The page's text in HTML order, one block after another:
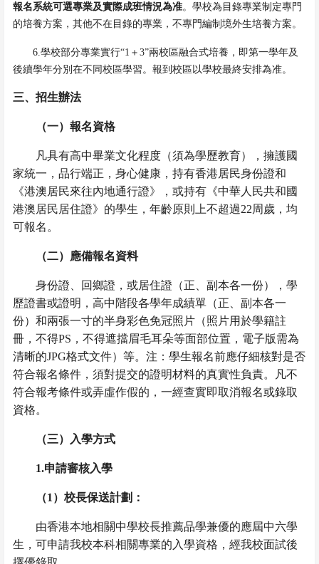
報名系統可選專業及實際成班情況為准。學校為目錄專業制定專門
的培養方案，其他不在目錄的專業，不專門編制境外生培養方案。
6.學校部分專業實行“1 ＋ 3”兩校區融合式培養，即第一學年及
後續學年分別在不同校區學習。報到校區以學校最終安排為准。
三、招生辦法
（一） 報名資格
凡具有高中畢業文化程度（須為學歷教育），擁護國
家統一，品行端正，身心健康，持有香港居民身份證和
《港澳居民來往內地通行證》，或持有《中華人民共和國
港澳居民居住證》的學生，年齡原則上不超過22周歲 ，均
可報名。
（二） 應備報名資料
身份證、回鄉證，或居住證（正、副本各一份），學
歷證書或證明，高中階段各學年成績單（正、副本各一
份）和兩張一寸的半身彩色免冠照片（照片用於學籍註
冊，不得PS ，不得遮擋眉毛耳朵等面部位置，電子版需為
清晰的JPG格式文件）等。注：學生報名前應仔細核對是否
符合報名條件，須對提交的證明材料的真實性負責。凡不
符合報考條件或弄虛作假的，一經查實即取消報名或錄取
資格。
（三） 入學方式
1.申請審核入學
（1 ） 校長保送計劃 ：
由香港本地相關中學校長推薦品學兼優的應屆中六學
生，可申請我校本科相關專業的入學資格，經我校面試後